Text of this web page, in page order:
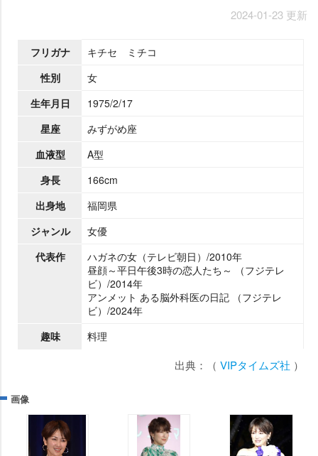
2024-01-23 更新
フリガナ
キチセ ミチコ
性別
女
生年月日
1975/2/17
星座
みずがめ座
血液型
A型
身長
166cm
出身地
福岡県
ジャンル
女優
代表作
ハガネの女（テレビ朝日）/2010年
昼顔～平日午後3時の恋人たち～ （フジテレ
ビ）/2014年
アンメット ある脳外科医の日記 （フジテレ
ビ）/2024年
趣味
料理
出典：（ VIPタイムズ社 ）
画像